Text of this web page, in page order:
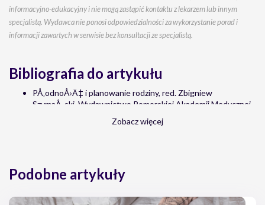
informacyjno-edukacyjny i nie mogą zastąpić kontaktu z lekarzem lub innym
specjalistą. Wydawca nie ponosi odpowiedzialności za wykorzystanie porad i
informacji zawartych w serwisie bez konsultacji ze specjalistą.
Bibliografia do artykułu
PÅ‚odnoÅ›Ä‡ i planowanie rodziny, red. Zbigniew
SzymaÅ„ski, Wydawnictwo Pomorskiej Akademii Medycznej,
Zygmunt Urbanowicz: MaÅ‚a encyklopedia anatomii
BiaÅ‚ystok 2019 ISBN 978-83-8168-014-1.
Zobacz więcej
Podobne artykuły